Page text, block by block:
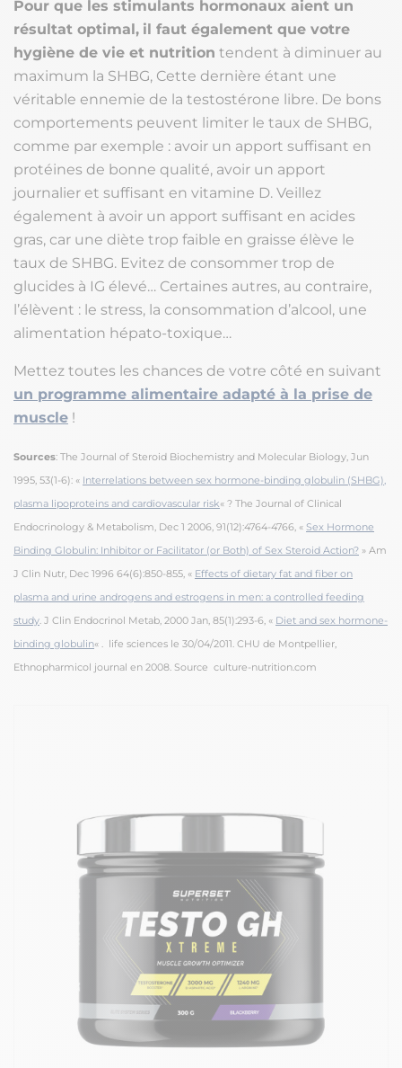
Pour que les stimulants hormonaux aient un
résultat optimal, il faut également que votre
hygiène de vie et nutrition tendent à diminuer au
maximum la SHBG, Cette dernière étant une
véritable ennemie de la testostérone libre. De bons
comportements peuvent limiter le taux de SHBG,
comme par exemple : avoir un apport suffisant en
protéines de bonne qualité, avoir un apport
journalier et suffisant en vitamine D. Veillez
également à avoir un apport suffisant en acides
gras, car une diète trop faible en graisse élève le
taux de SHBG. Evitez de consommer trop de
glucides à IG élevé… Certaines autres, au contraire,
l’élèvent : le stress, la consommation d’alcool, une
alimentation hépato-toxique…
Mettez toutes les chances de votre côté en suivant
un programme alimentaire adapté à la prise de
muscle !
Sources: The Journal of Steroid Biochemistry and Molecular Biology, Jun
1995, 53(1-6): « Interrelations between sex hormone-binding globulin (SHBG),
plasma lipoproteins and cardiovascular risk« ? The Journal of Clinical
Endocrinology & Metabolism, Dec 1 2006, 91(12):4764-4766, « Sex Hormone
Binding Globulin: Inhibitor or Facilitator (or Both) of Sex Steroid Action? » Am
J Clin Nutr, Dec 1996 64(6):850-855, « Effects of dietary fat and fiber on
plasma and urine androgens and estrogens in men: a controlled feeding
study. J Clin Endocrinol Metab, 2000 Jan, 85(1):293-6, « Diet and sex hormone-
binding globulin« . life sciences le 30/04/2011. CHU de Montpellier,
Ethnopharmicol journal en 2008. Source culture-nutrition.com